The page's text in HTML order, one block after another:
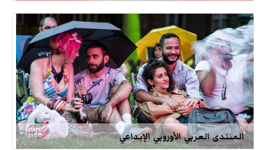
المنتدى العربي الأوروبي الإبداعي